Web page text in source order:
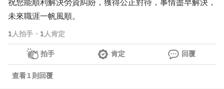
祝您能順利解決勞資糾紛，獲得公正對待，事情盡早解決，
未來職涯一帆風順。
1 人拍手 ・ 1 人肯定
拍手 肯定 回覆
查看1 則回覆